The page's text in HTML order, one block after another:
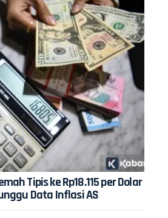
Tipis ke Rp18.115 per Dolar
Data Inflasi AS